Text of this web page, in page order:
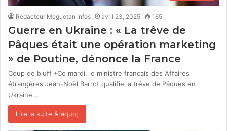
Redacteur Meguetan infos avril 23, 2025 165
Guerre en Ukraine : « La trêve de
Pâques était une opération marketing
» de Poutine, dénonce la France
Coup de bluff •Ce mardi, le ministre français des Affaires
étrangères Jean-Noël Barrot qualifie la trêve de Pâques en
Ukraine…
Lire la suite &raquo;